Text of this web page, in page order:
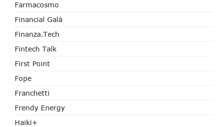
Farmacosmo
Financial Galà
Finanza.tech
Fintech Talk
First Point
Fope
Franchetti
Frendy Energy
Haiki+